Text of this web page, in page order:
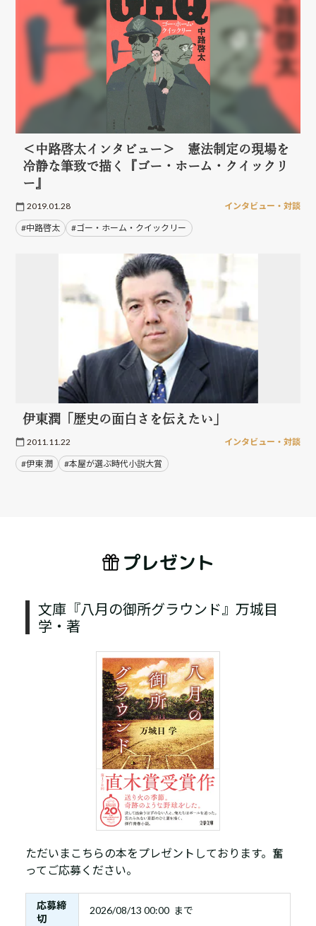
＜中路啓太インタビュー＞ 憲法制定の現場を
冷静な筆致で描く『ゴー・ホーム・クイックリ
ー』
2019.01.28 インタビュー・対談
#中路啓太 #ゴー・ホーム・クイックリー
伊東潤「歴史の面白さを伝えたい」
2011.11.22 インタビュー・対談
#伊東 潤 #本屋が選ぶ時代小説大賞
プレゼント
文庫『八月の御所グラウンド』万城目
学・著
ただいまこちらの本をプレゼントしております。奮
ってご応募ください。
応募締
切
2026/08/13 00:00 まで